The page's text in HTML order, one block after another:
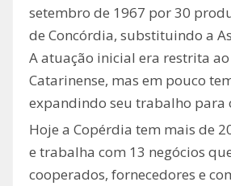
setembro de 1967 por 30
de Concórdia, substituindo a
A atuação inicial era restrita
Catarinense, mas em pouco
expandindo seu trabalho para
Hoje a Copérdia tem mais de
e trabalha com 13 negócios
cooperados, fornecedores e